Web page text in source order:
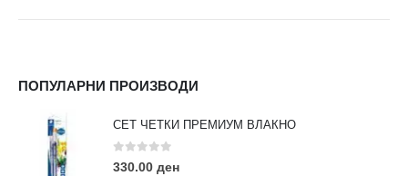
ПОПУЛАРНИ ПРОИЗВОДИ
СЕТ ЧЕТКИ ПРЕМИУМ ВЛАКНО
0 out of 5
330.00 ден